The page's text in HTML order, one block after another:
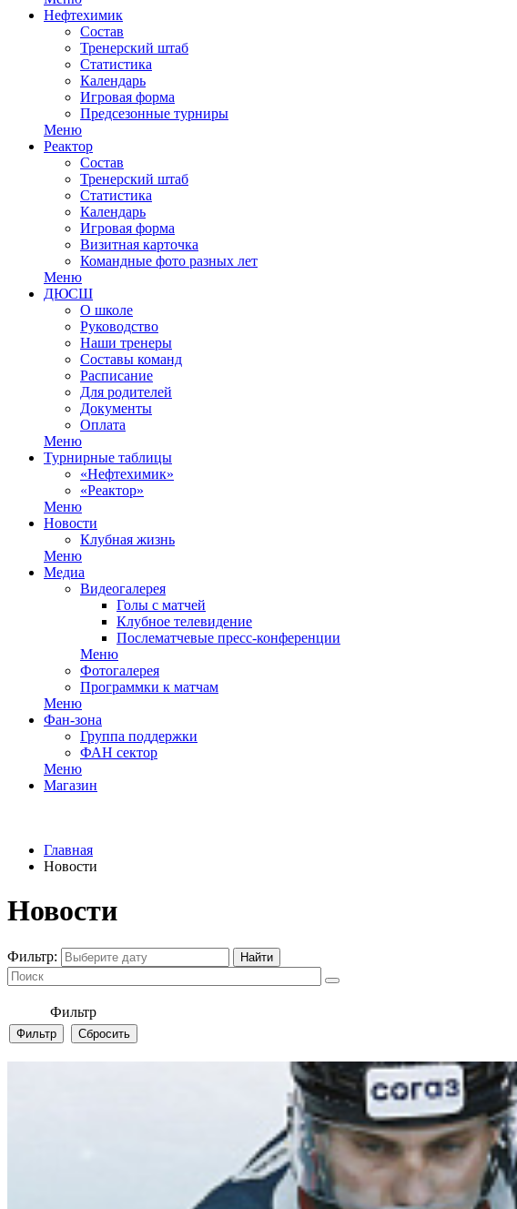
Нефтехимик
Состав
Тренерский штаб
Статистика
Календарь
Игровая форма
Предсезонные турниры
Меню
Реактор
Состав
Тренерский штаб
Статистика
Календарь
Игровая форма
Визитная карточка
Командные фото разных лет
Меню
ДЮСШ
О школе
Руководство
Наши тренеры
Составы команд
Расписание
Для родителей
Документы
Оплата
Меню
Турнирные таблицы
«Нефтехимик»
«Реактор»
Меню
Новости
Клубная жизнь
Меню
Медиа
Видеогалерея
Голы с матчей
Клубное телевидение
Послематчевые пресс-конференции
Меню
Фотогалерея
Программки к матчам
Меню
Фан-зона
Группа поддержки
ФАН сектор
Меню
Магазин
Главная
Новости
Новости
Фильтр:
Фильтр